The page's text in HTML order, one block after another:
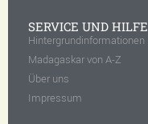
SERVICE UND HILFE
Hintergrundinformationen
Madagaskar von A-Z
Über uns
Impressum